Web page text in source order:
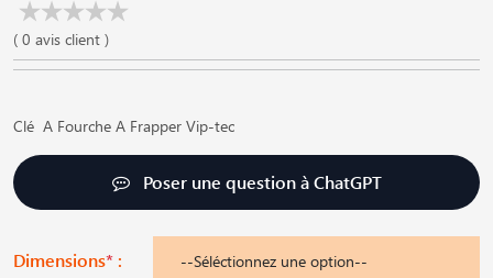
( 0 avis client )
Clé A Fourche A Frapper Vip-tec
Poser une question à ChatGPT
Dimensions* :